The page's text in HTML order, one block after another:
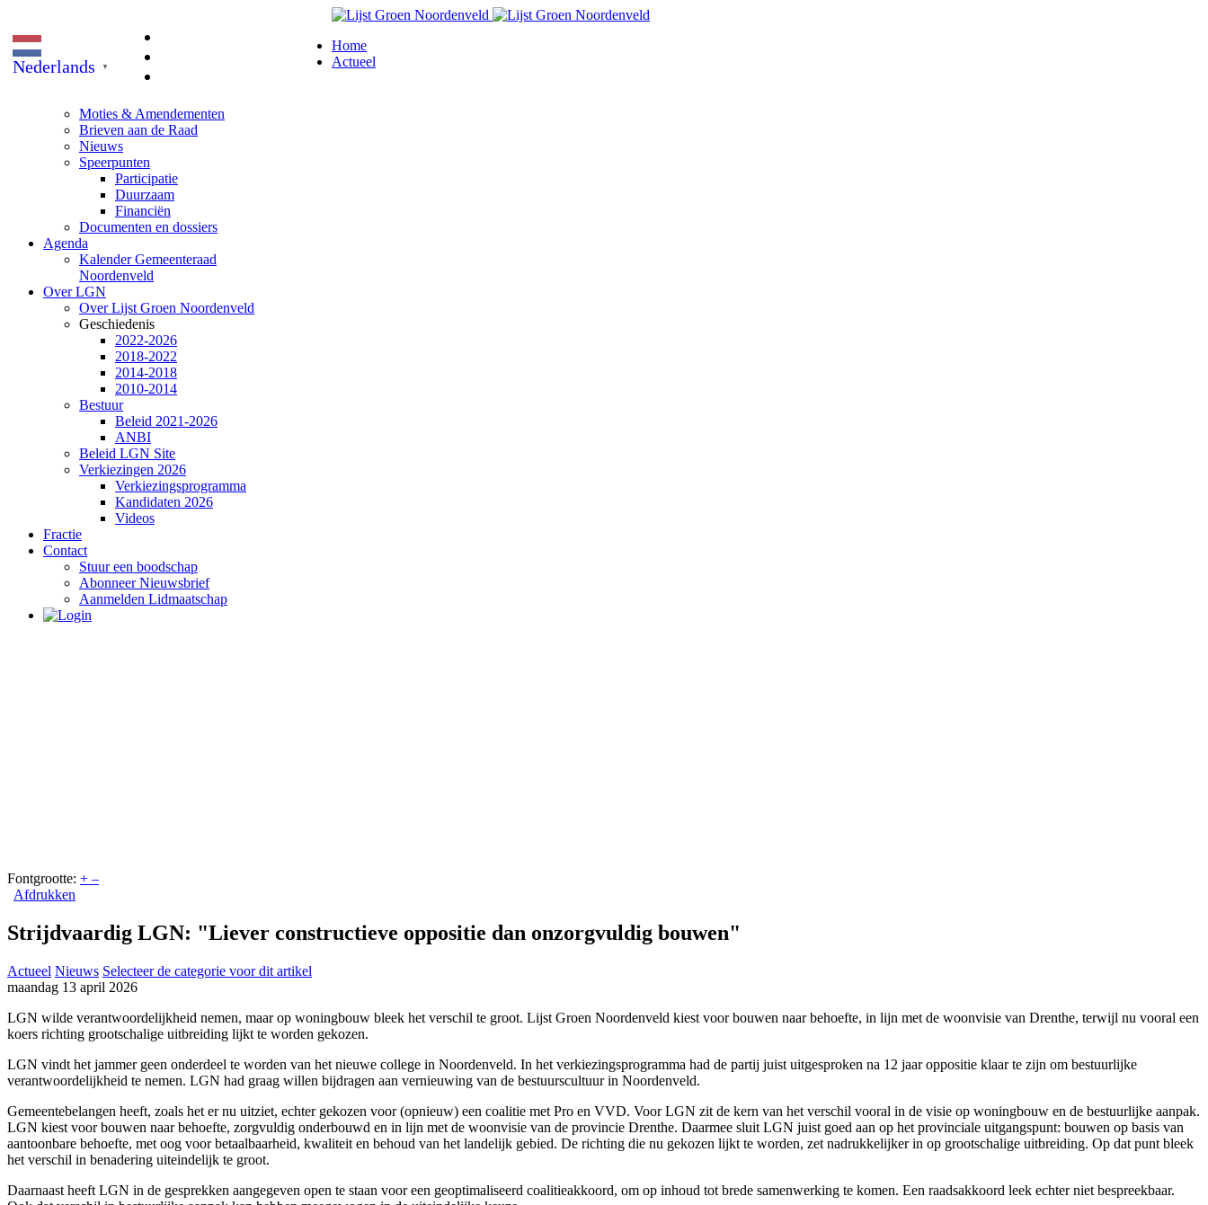
Nederlands ▼
Home
Actueel
Moties & Amendementen
Brieven aan de Raad
Nieuws
Speerpunten
Participatie
Duurzaam
Financiën
Documenten en dossiers
Agenda
Kalender Gemeenteraad
Noordenveld
Over LGN
Over Lijst Groen Noordenveld
Geschiedenis
2022-2026
2018-2022
2014-2018
2010-2014
Bestuur
Beleid 2021-2026
ANBI
Beleid LGN Site
Verkiezingen 2026
Verkiezingsprogramma
Kandidaten 2026
Videos
Fractie
Contact
Stuur een boodschap
Abonneer Nieuwsbrief
Aanmelden Lidmaatschap
Fontgrootte: + –
Afdrukken
Strijdvaardig LGN: "Liever constructieve oppositie dan onzorgvuldig bouwen"
Actueel Nieuws Selecteer de categorie voor dit artikel
maandag 13 april 2026
LGN wilde verantwoordelijkheid nemen, maar op woningbouw bleek het verschil te groot. Lijst Groen Noordenveld kiest voor bouwen naar behoefte, in lijn met de woonvisie van Drenthe, terwijl nu vooral een
koers richting grootschalige uitbreiding lijkt te worden gekozen.
LGN vindt het jammer geen onderdeel te worden van het nieuwe college in Noordenveld. In het verkiezingsprogramma had de partij juist uitgesproken na 12 jaar oppositie klaar te zijn om bestuurlijke
verantwoordelijkheid te nemen. LGN had graag willen bijdragen aan vernieuwing van de bestuurscultuur in Noordenveld.
Gemeentebelangen heeft, zoals het er nu uitziet, echter gekozen voor (opnieuw) een coalitie met Pro en VVD. Voor LGN zit de kern van het verschil vooral in de visie op woningbouw en de bestuurlijke aanpak.
LGN kiest voor bouwen naar behoefte, zorgvuldig onderbouwd en in lijn met de woonvisie van de provincie Drenthe. Daarmee sluit LGN juist goed aan op het provinciale uitgangspunt: bouwen op basis van
aantoonbare behoefte, met oog voor betaalbaarheid, kwaliteit en behoud van het landelijk gebied. De richting die nu gekozen lijkt te worden, zet nadrukkelijker in op grootschalige uitbreiding. Op dat punt bleek
het verschil in benadering uiteindelijk te groot.
Daarnaast heeft LGN in de gesprekken aangegeven open te staan voor een geoptimaliseerd coalitieakkoord, om op inhoud tot brede samenwerking te komen. Een raadsakkoord leek echter niet bespreekbaar.